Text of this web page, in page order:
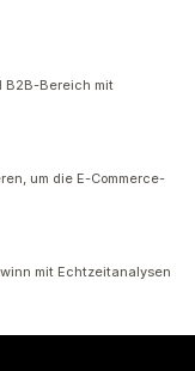
B2B-Bereich mit
um die E-Commerce-
mit Echtzeitanalysen